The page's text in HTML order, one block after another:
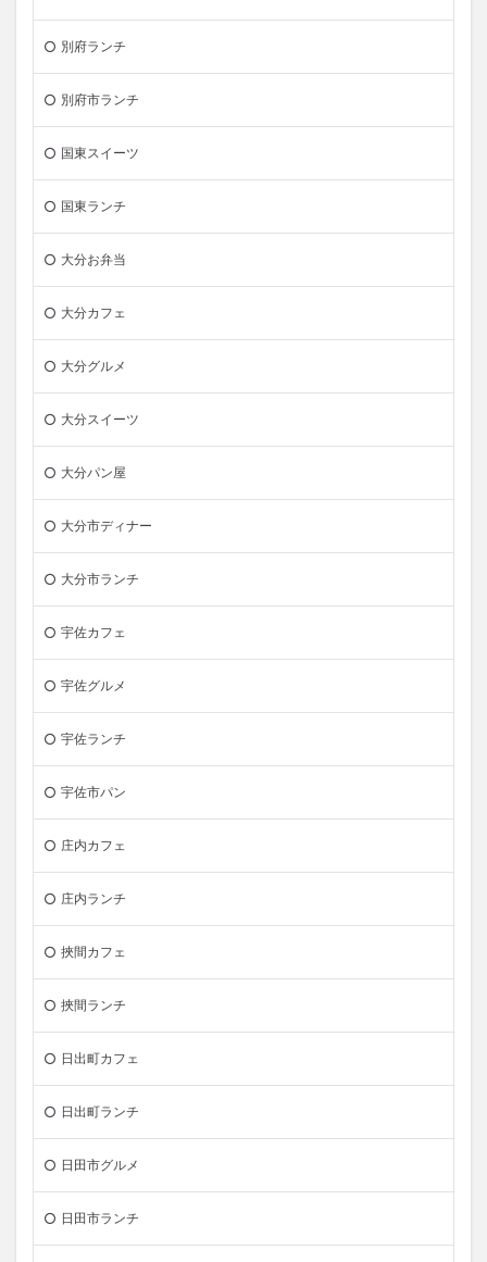
別府ランチ
別府市ランチ
国東スイーツ
国東ランチ
大分お弁当
大分カフェ
大分グルメ
大分スイーツ
大分パン屋
大分市ディナー
大分市ランチ
宇佐カフェ
宇佐グルメ
宇佐ランチ
宇佐市パン
庄内カフェ
庄内ランチ
挾間カフェ
挾間ランチ
日出町カフェ
日出町ランチ
日田市グルメ
日田市ランチ